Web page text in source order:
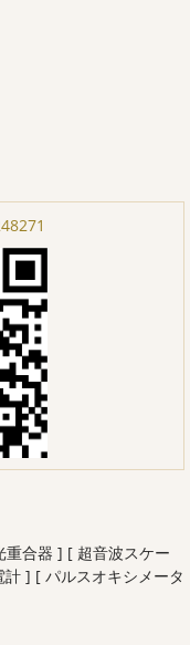
重合器 ] [ 超音波スケー
計 ] [ パルスオキシメータ